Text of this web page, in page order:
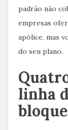
padrão não
empresas
apólice, mas
do seu plano.
linha